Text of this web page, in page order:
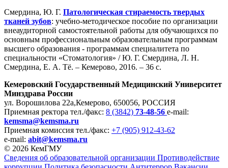
Смердина, Ю. Г. Патологическая стираемость твердых
тканей зубов: учебно-методическое пособие по организации
внеаудиторной самостоятельной работы для обучающихся по
основным профессиональным образовательным программам
высшего образования - программам специалитета по
специальности «Стоматология» / Ю. Г. Смердина, Л. Н.
Смердина, Е. А. Тё. – Кемерово, 2016. – 36 с.
Кемеровский Государственный Медицинский Университет
Минздрава России
ул. Ворошилова 22а,Кемерово, 650056, РОССИЯ
Приемная ректора тел./факс: 8 (3842) 73-48-56 e-mail:
kemsma@kemsma.ru
Приемная комиссия тел./факс: +7 (905) 912-43-62
e-mail: abit@kemsma.ru
© 2026 КемГМУ
Сведения об образовательной организации Противодействие